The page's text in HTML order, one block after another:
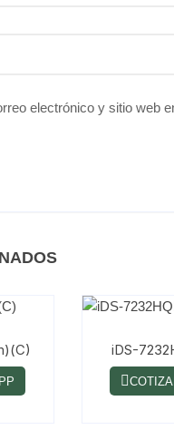
electrónico y sitio web
iDS-